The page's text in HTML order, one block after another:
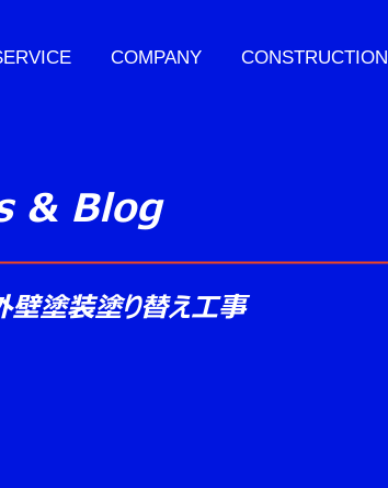
COMPANY CONSTRUCTION
& Blog
塗装塗り替え工事